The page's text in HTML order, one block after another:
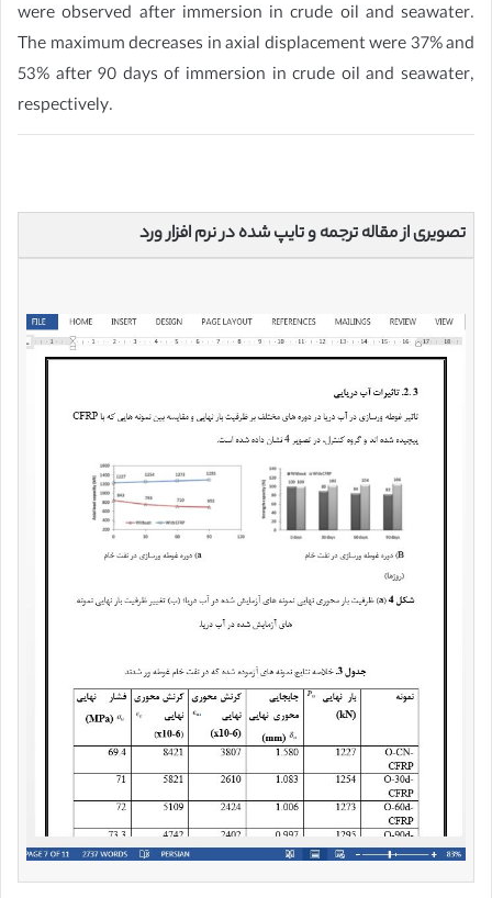
were observed after immersion in crude oil and seawater.
The maximum decreases in axial displacement were 37% and
53% after 90 days of immersion in crude oil and seawater,
respectively.
تصویری از مقاله ترجمه و تایپ شده در نرم افزار ورد